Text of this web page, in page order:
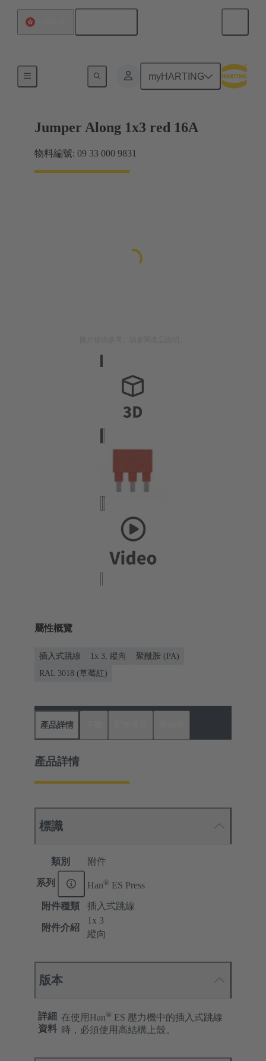
myHARTING
Han® ES Press 插入式跳線
Jumper Along 1x3 red 16A
物料編號: 09 33 000 9831
屬性概覽
插入式跳線 1x 3, 縱向
聚酰胺 (PA)
RAL 3018 (草莓紅)
產品詳情
產品詳情
標識
類別 附件
系列 Han® ES Press
附件種類 插入式跳線
附件介紹
1x 3
縱向
版本
詳細
資料
在使用Han® ES 壓力機中的插入式跳線
時，必須使用高結構上殼。